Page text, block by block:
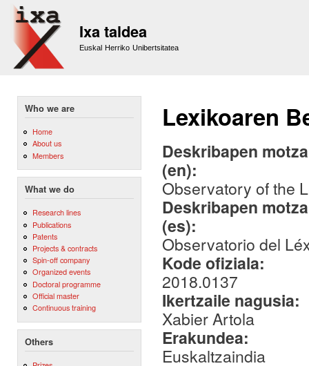
Ixa taldea
Euskal Herriko Unibertsitatea
Who we are
Home
About us
Members
What we do
Research lines
Publications
Patents
Projects & contracts
Spin-off company
Organized events
Doctoral programme
Official master
Continuous training
Others
Lexikoaren
Deskribapen
(en):
Observatory of the
Deskribapen
(es):
Observatorio del
Kode ofiziala:
2018.0137
Ikertzaile nagusia:
Xabier Artola
Erakundea:
Euskaltzaindia